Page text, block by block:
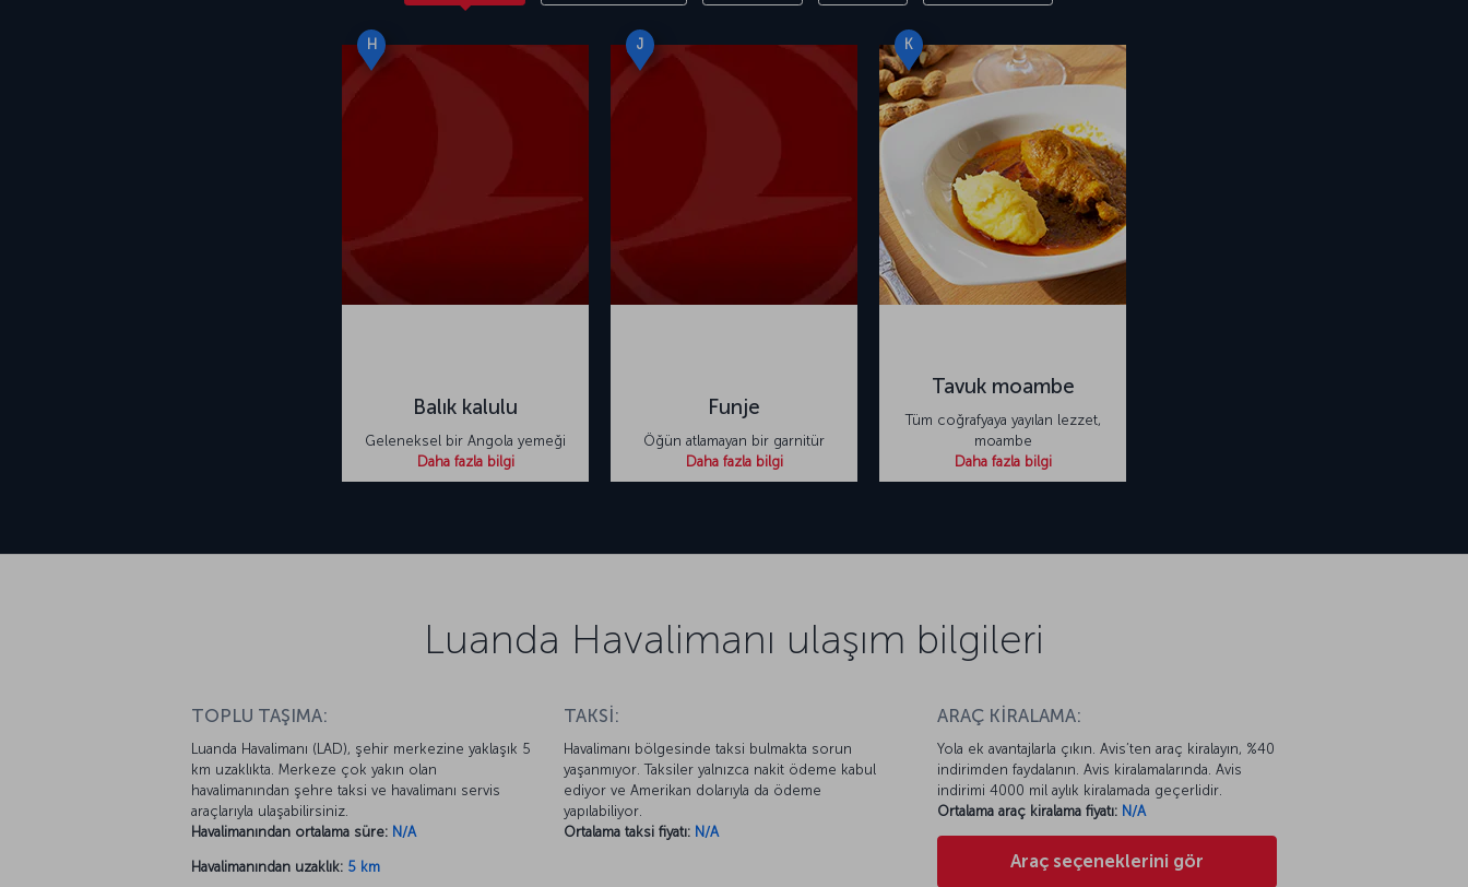
H
Balık kalulu
Geleneksel bir Angola yemeği
Daha fazla bilgi
J
Funje
Öğün atlamayan bir garnitür
Daha fazla bilgi
K
Tavuk moambe
Tüm coğrafyaya yayılan lezzet,
moambe
Daha fazla bilgi
Luanda Havalimanı ulaşım bilgileri
TOPLU TAŞIMA:
Luanda Havalimanı (LAD), şehir merkezine yaklaşık 5
km uzaklıkta. Merkeze çok yakın olan
havalimanından şehre taksi ve havalimanı servis
araçlarıyla ulaşabilirsiniz.
Havalimanından ortalama süre: N/A
Havalimanından uzaklık: 5 km
TAKSİ:
Havalimanı bölgesinde taksi bulmakta sorun
yaşanmıyor. Taksiler yalnızca nakit ödeme kabul
ediyor ve Amerikan dolarıyla da ödeme
yapılabiliyor.
Ortalama taksi fiyatı: N/A
ARAÇ KİRALAMA:
Yola ek avantajlarla çıkın. Avis’ten araç kiralayın, %40
indirimden faydalanın. Avis kiralamalarında. Avis
indirimi 4000 mil aylık kiralamada geçerlidir.
Ortalama araç kiralama fiyatı: N/A
Araç seçeneklerini gör